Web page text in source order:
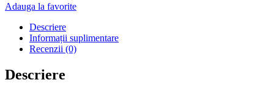
Adauga la favorite
Descriere
Informații suplimentare
Recenzii (0)
Descriere